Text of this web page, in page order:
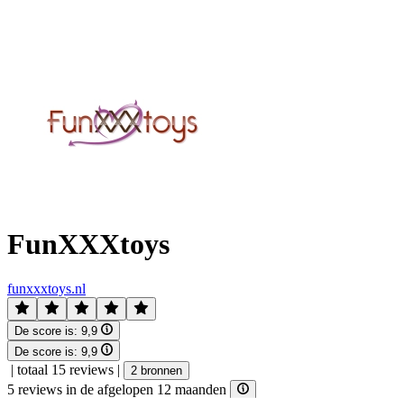
FunXXXtoys
funxxxtoys.nl
De score is: 9,9
De score is: 9,9
| totaal 15 reviews | 2 bronnen
5 reviews in de afgelopen 12 maanden